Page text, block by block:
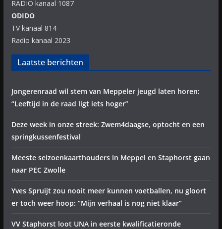
RADIO kanaal 1087
ODIDO
TV kanaal 814
Radio kanaal 2023
Laatste berichten
Jongerenraad wil stem van Meppeler jeugd laten horen:
“Leeftijd in de raad ligt iets hoger”
Deze week in onze streek: Zwem4daagse, optocht en een
springkussenfestival
Meeste seizoenkaarthouders in Meppel en Staphorst gaan
naar PEC Zwolle
Yves Spruijt zou nooit meer kunnen voetballen, nu gloort
er toch weer hoop: “Mijn verhaal is nog niet klaar”
VV Staphorst loot UNA in eerste kwalificatieronde